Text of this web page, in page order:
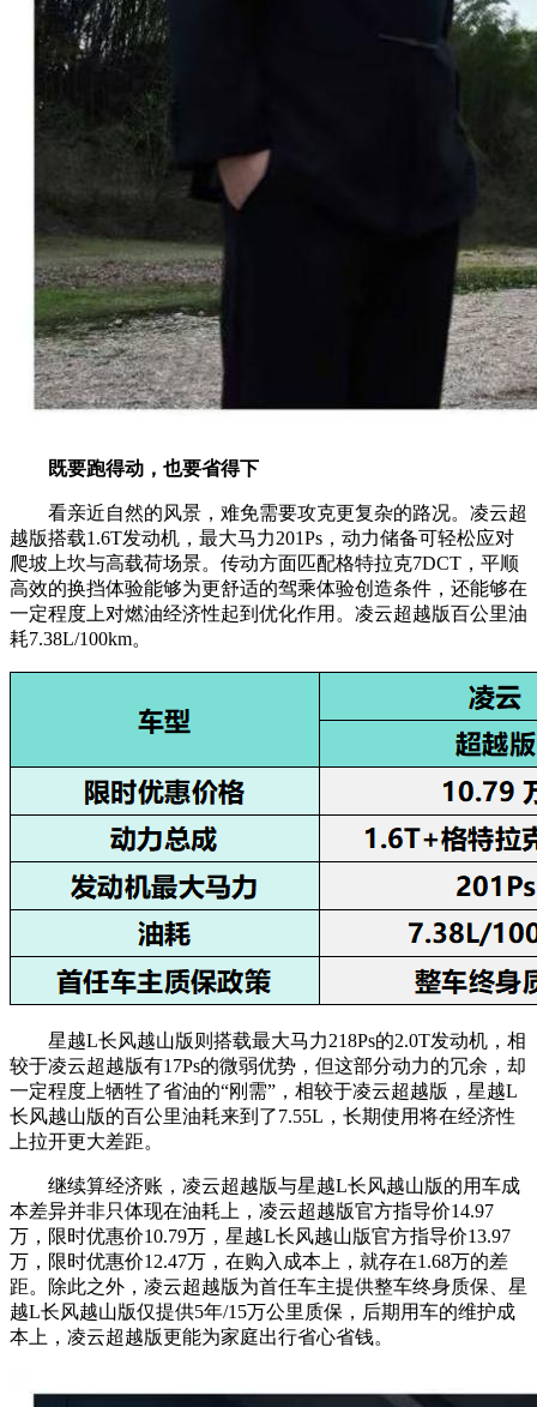
既要跑得动，也要省得下
看亲近自然的风景，难免需要攻克更复杂的路况。凌云超
越版搭载1.6T发动机，最大马力201Ps，动力储备可轻松应对
爬坡上坎与高载荷场景。传动方面匹配格特拉克7DCT，平顺
高效的换挡体验能够为更舒适的驾乘体验创造条件，还能够在
一定程度上对燃油经济性起到优化作用。凌云超越版百公里油
耗7.38L/100km。
星越L长风越山版则搭载最大马力218Ps的2.0T发动机，相
较于凌云超越版有17Ps的微弱优势，但这部分动力的冗余，却
一定程度上牺牲了省油的“刚需”，相较于凌云超越版，星越L
长风越山版的百公里油耗来到了7.55L，长期使用将在经济性
上拉开更大差距。
继续算经济账，凌云超越版与星越L长风越山版的用车成
本差异并非只体现在油耗上，凌云超越版官方指导价14.97
万，限时优惠价10.79万，星越L长风越山版官方指导价13.97
万，限时优惠价12.47万，在购入成本上，就存在1.68万的差
距。除此之外，凌云超越版为首任车主提供整车终身质保、星
越L长风越山版仅提供5年/15万公里质保，后期用车的维护成
本上，凌云超越版更能为家庭出行省心省钱。